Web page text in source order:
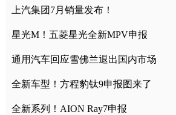
上汽集团7月销量发布！
星光M！五菱星光全新MPV申报
通用汽车回应雪佛兰退出国内市场
全新车型！方程豹钛9申报图来了
全新系列！AION Ray7申报